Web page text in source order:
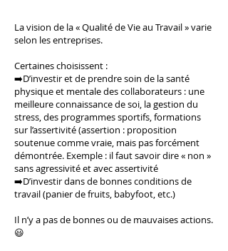
La vision de la « Qualité de Vie au Travail » varie
selon les entreprises.
Certaines choisissent :
➡️D’investir et de prendre soin de la santé
physique et mentale des collaborateurs : une
meilleure connaissance de soi, la gestion du
stress, des programmes sportifs, formations
sur l’assertivité (assertion : proposition
soutenue comme vraie, mais pas forcément
démontrée. Exemple : il faut savoir dire « non »
sans agressivité et avec assertivité
➡️D’investir dans de bonnes conditions de
travail (panier de fruits, babyfoot, etc.)
Il n’y a pas de bonnes ou de mauvaises actions.
😃